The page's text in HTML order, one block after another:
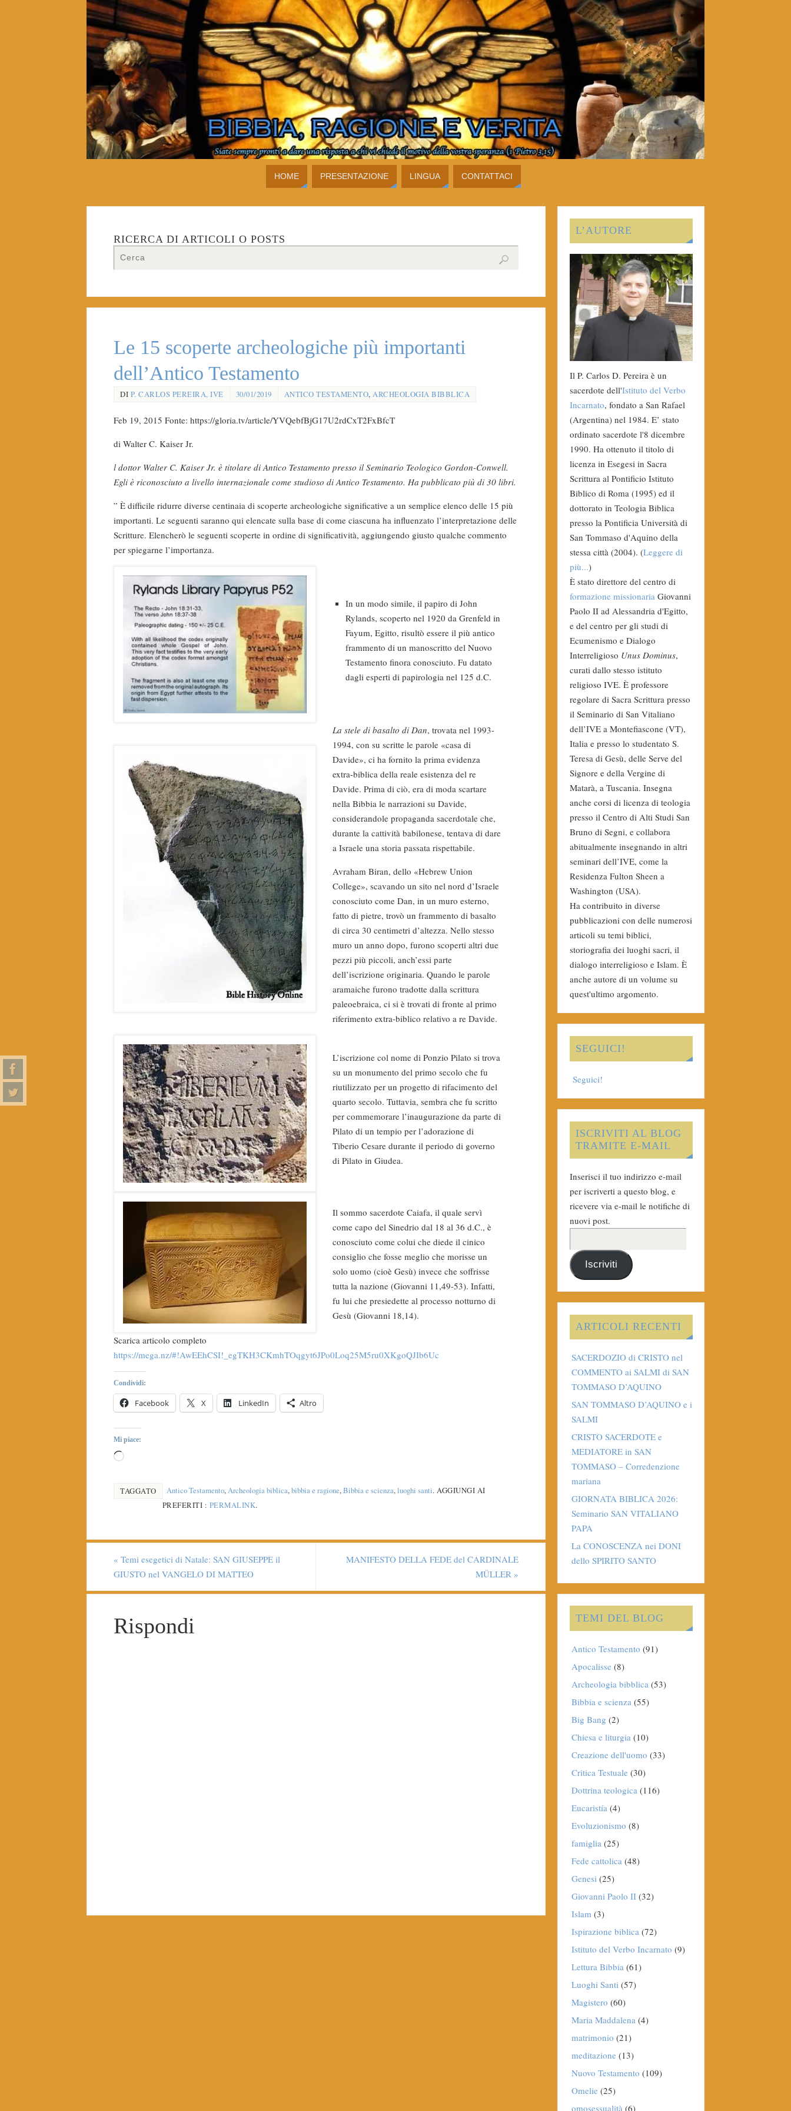
HOME PRESENTAZIONE LINGUA CONTATTACI
RICERCA DI ARTICOLI O POSTS
Le 15 scoperte archeologiche più importanti
dell’Antico Testamento
DI P. CARLOS PEREIRA, IVE 30/01/2019 ANTICO TESTAMENTO, ARCHEOLOGIA BIBBLICA
Feb 19, 2015 Fonte: https://gloria.tv/article/YVQebfBjG17U2rdCxT2FxBfcT
di Walter C. Kaiser Jr.
l dottor Walter C. Kaiser Jr. è titolare di Antico Testamento presso il Seminario Teologico Gordon-Conwell.
Egli è riconosciuto a livello internazionale come studioso di Antico Testamento. Ha pubblicato più di 30 libri.
” È difficile ridurre diverse centinaia di scoperte archeologiche significative a un semplice elenco delle 15 più
importanti. Le seguenti saranno qui elencate sulla base di come ciascuna ha influenzato l’interpretazione delle
Scritture. Elencherò le seguenti scoperte in ordine di significatività, aggiungendo giusto qualche commento
per spiegarne l’importanza.
In un modo simile, il papiro di John
Rylands, scoperto nel 1920 da Grenfeld in
Fayum, Egitto, risultò essere il più antico
frammento di un manoscritto del Nuovo
Testamento finora conosciuto. Fu datato
dagli esperti di papirologia nel 125 d.C.
La stele di basalto di Dan, trovata nel 1993-
1994, con su scritte le parole «casa di
Davide», ci ha fornito la prima evidenza
extra-biblica della reale esistenza del re
Davide. Prima di ciò, era di moda scartare
nella Bibbia le narrazioni su Davide,
considerandole propaganda sacerdotale che,
durante la cattività babilonese, tentava di dare
a Israele una storia passata rispettabile.
Avraham Biran, dello «Hebrew Union
College», scavando un sito nel nord d’Israele
conosciuto come Dan, in un muro esterno,
fatto di pietre, trovò un frammento di basalto
di circa 30 centimetri d’altezza. Nello stesso
muro un anno dopo, furono scoperti altri due
pezzi più piccoli, anch’essi parte
dell’iscrizione originaria. Quando le parole
aramaiche furono tradotte dalla scrittura
paleoebraica, ci si è trovati di fronte al primo
riferimento extra-biblico relativo a re Davide.
L’iscrizione col nome di Ponzio Pilato si trova
su un monumento del primo secolo che fu
riutilizzato per un progetto di rifacimento del
quarto secolo. Tuttavia, sembra che fu scritto
per commemorare l’inaugurazione da parte di
Pilato di un tempio per l’adorazione di
Tiberio Cesare durante il periodo di governo
di Pilato in Giudea.
Il sommo sacerdote Caiafa, il quale servì
come capo del Sinedrio dal 18 al 36 d.C., è
conosciuto come colui che diede il cinico
consiglio che fosse meglio che morisse un
solo uomo (cioè Gesù) invece che soffrisse
tutta la nazione (Giovanni 11,49-53). Infatti,
fu lui che presiedette al processo notturno di
Gesù (Giovanni 18,14).
Scarica articolo completo
https://mega.nz/#!AwEEhCSI!_egTKH3CKmhTOqgyt6JPo0Loq25M5ru0XKgoQJIb6Uc
Condividi:
Facebook X LinkedIn Altro
Mi piace:
TAGGATO Antico Testamento,Archeologia biblica,bibbia e ragione,Bibbia e scienza,luoghi santi. AGGIUNGI AI
PREFERITI : PERMALINK.
« Temi esegetici di Natale: SAN GIUSEPPE il
GIUSTO nel VANGELO DI MATTEO
MANIFESTO DELLA FEDE del CARDINALE
MÜLLER »
Rispondi
L’AUTORE
Il P. Carlos D. Pereira è un
sacerdote dell'Istituto del Verbo
Incarnato, fondato a San Rafael
(Argentina) nel 1984. E’ stato
ordinato sacerdote l'8 dicembre
1990. Ha ottenuto il titolo di
licenza in Esegesi in Sacra
Scrittura al Pontificio Istituto
Biblico di Roma (1995) ed il
dottorato in Teologia Biblica
presso la Pontificia Università di
San Tommaso d'Aquino della
stessa città (2004). (Leggere di
più...)
È stato direttore del centro di
formazione missionaria Giovanni
Paolo II ad Alessandria d'Egitto,
e del centro per gli studi di
Ecumenismo e Dialogo
Interreligioso Unus Dominus,
curati dallo stesso istituto
religioso IVE. È professore
regolare di Sacra Scrittura presso
il Seminario di San Vitaliano
dell’IVE a Montefiascone (VT),
Italia e presso lo studentato S.
Teresa di Gesù, delle Serve del
Signore e della Vergine di
Matarà, a Tuscania. Insegna
anche corsi di licenza di teologia
presso il Centro di Alti Studi San
Bruno di Segni, e collabora
abitualmente insegnando in altri
seminari dell’IVE, come la
Residenza Fulton Sheen a
Washington (USA).
Ha contribuito in diverse
pubblicazioni con delle numerosi
articoli su temi biblici,
storiografia dei luoghi sacri, il
dialogo interreligioso e Islam. È
anche autore di un volume su
quest'ultimo argomento.
SEGUICI!
Seguici!
ISCRIVITI AL BLOG
TRAMITE E-MAIL
Inserisci il tuo indirizzo e-mail
per iscriverti a questo blog, e
ricevere via e-mail le notifiche di
nuovi post.
Iscriviti
ARTICOLI RECENTI
SACERDOZIO di CRISTO nel
COMMENTO ai SALMI di SAN
TOMMASO D’AQUINO
SAN TOMMASO D’AQUINO e i
SALMI
CRISTO SACERDOTE e
MEDIATORE in SAN
TOMMASO – Corredenzione
mariana
GIORNATA BIBLICA 2026:
Seminario SAN VITALIANO
PAPA
La CONOSCENZA nei DONI
dello SPIRITO SANTO
TEMI DEL BLOG
Antico Testamento (91)
Apocalisse (8)
Archeologia bibblica (53)
Bibbia e scienza (55)
Big Bang (2)
Chiesa e liturgia (10)
Creazione dell'uomo (33)
Critica Testuale (30)
Dottrina teologica (116)
Eucaristía (4)
Evoluzionismo (8)
famiglia (25)
Fede cattolica (48)
Genesi (25)
Giovanni Paolo II(32)
Islam (3)
Ispirazione biblica (72)
Istituto del Verbo Incarnato (9)
Lettura Bibbia (61)
Luoghi Santi (57)
Magistero (60)
Maria Maddalena (4)
matrimonio (21)
meditazione (13)
Nuovo Testamento (109)
Omelie (25)
omosessualità (6)